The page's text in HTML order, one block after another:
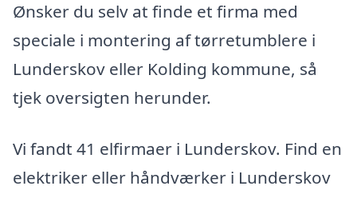
Ønsker du selv at finde et firma med
speciale i montering af tørretumblere i
Lunderskov eller Kolding kommune, så
tjek oversigten herunder.
Vi fandt 41 elfirmaer i Lunderskov. Find en
elektriker eller håndværker i Lunderskov